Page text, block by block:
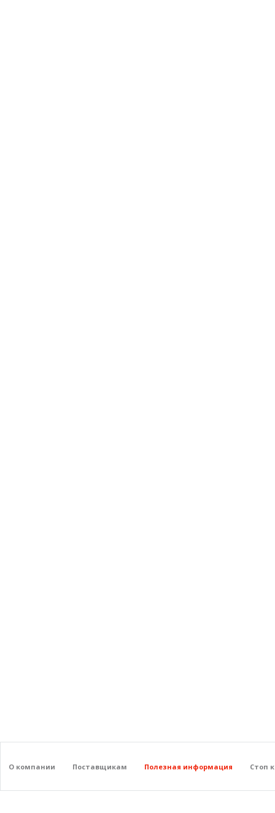
О компании Поставщикам Полезная информация Стоп